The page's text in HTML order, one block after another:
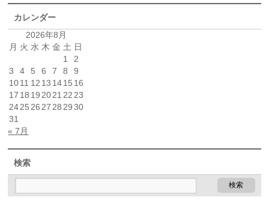
カレンダー
2026年8月
月 火 水 木 金 土 日
1
2
3
4 5 6 7 8
9
1011 12 13 1415 16
17 18 19 2021 22 23
2425 26 27 28 29 30
31
« 7月
検索